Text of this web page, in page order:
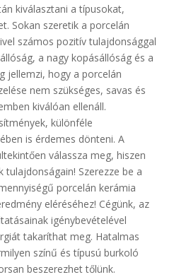
kiválasztani a típusokat,
Sokan szeretik a porcelán
számos pozitív tulajdonsággal
a nagy kopásállóság és a
jellemzi, hogy a porcelán
nem szükséges, savas és
kiválóan ellenáll.
különféle
is érdemes dönteni. A
válassza meg, hiszen
tulajdonságain! Szerezze be a
porcelán kerámia
eléréséhez! Cégünk, az
igénybevételével
takaríthat meg. Hatalmas
színű és típusú burkoló
beszerezhet tőlünk.